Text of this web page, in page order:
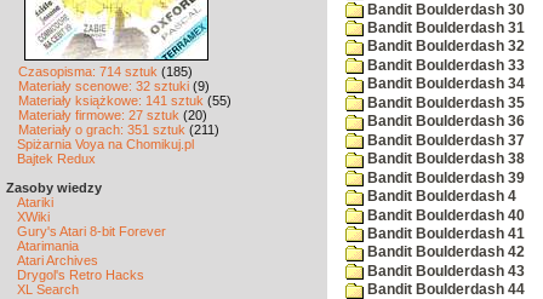
Czasopisma: 714 sztuk (185)
Materiały scenowe: 32 sztuki (9)
Materiały książkowe: 141 sztuk (55)
Materiały firmowe: 27 sztuk (20)
Materiały o grach: 351 sztuk (211)
Spiżarnia Voya na Chomikuj.pl
Bajtek Redux
Zasoby wiedzy
Atariki
XWiki
Gury's Atari 8-bit Forever
Atarimania
Atari Archives
Drygol's Retro Hacks
XL Search
Bandit Boulderdash 30
Bandit Boulderdash 31
Bandit Boulderdash 32
Bandit Boulderdash 33
Bandit Boulderdash 34
Bandit Boulderdash 35
Bandit Boulderdash 36
Bandit Boulderdash 37
Bandit Boulderdash 38
Bandit Boulderdash 39
Bandit Boulderdash 4
Bandit Boulderdash 40
Bandit Boulderdash 41
Bandit Boulderdash 42
Bandit Boulderdash 43
Bandit Boulderdash 44